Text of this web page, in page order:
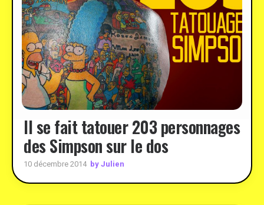
Il se fait tatouer 203 personnages
des Simpson sur le dos
10 décembre 2014 by Julien